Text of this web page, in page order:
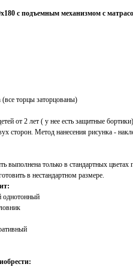
с подъемным механизмом с
торцы заторцованы)
от 2 лет ( у нее есть защитные
сторон. Метод нанесения рисунка -
выполнена только в стандартных цветах
в нестандартном размере.
однотонный